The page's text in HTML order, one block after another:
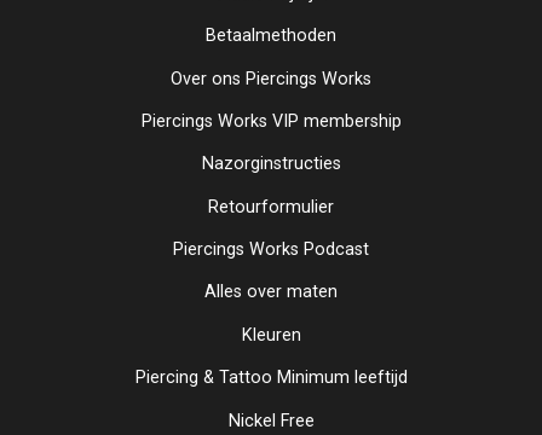
Betaalmethoden
Over ons Piercings Works
Piercings Works VIP membership
Nazorginstructies
Retourformulier
Piercings Works Podcast
Alles over maten
Kleuren
Piercing & Tattoo Minimum leeftijd
Nickel Free